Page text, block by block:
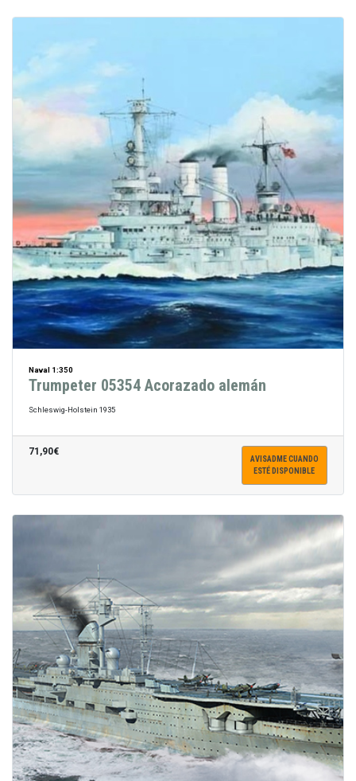
Naval 1:350
Trumpeter 05354 Acorazado alemán
Schleswig-Holstein 1935
71,90€
AVISADME CUANDO
ESTÉ DISPONIBLE